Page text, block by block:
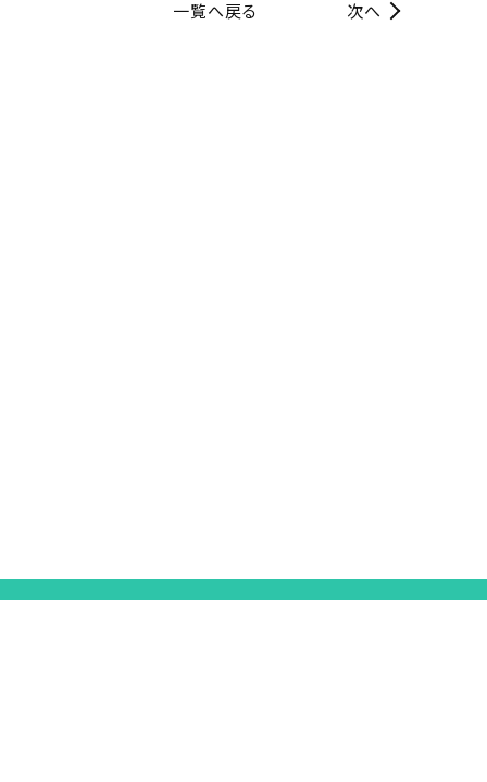
一覧へ戻る 次へ